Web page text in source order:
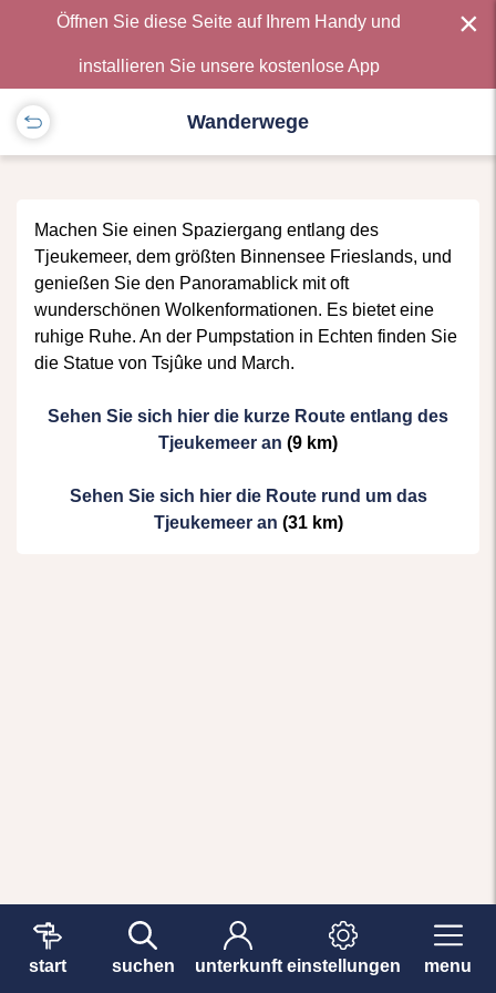
Öffnen Sie diese Seite auf Ihrem Handy und
installieren Sie unsere kostenlose App
×
Wanderwege
Machen Sie einen Spaziergang entlang des
Tjeukemeer, dem größten Binnensee Frieslands, und
genießen Sie den Panoramablick mit oft
wunderschönen Wolkenformationen. Es bietet eine
ruhige Ruhe. An der Pumpstation in Echten finden Sie
die Statue von Tsjûke und March.
Sehen Sie sich hier die kurze Route entlang des
Tjeukemeer an (9 km)
Sehen Sie sich hier die Route rund um das
Tjeukemeer an (31 km)
start suchen unterkunft einstellungen menu